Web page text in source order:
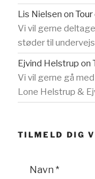
Lis Nielsen on
Vi vil gerne
støder til
Ejvind Helstrup on
Vi vil gerne gå
Lone Helstrup &
TILMELD DIG
Navn *